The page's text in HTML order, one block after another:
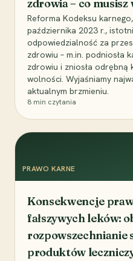
zdrowia – co musisz
Reforma Kodeksu
października 2023 r.,
odpowiedzialność za
zdrowiu – m.in. podniosła
zdrowiu i zniosła odrębną
wolności. Wyjaśniamy
aktualnym brzmieniu.
8 min czytania
PRAWO KARNE
Konsekwencje
fałszywych leków:
rozpowszechnianie
produktów